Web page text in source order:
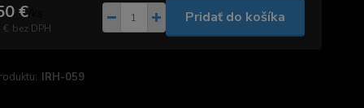
€/
€ bez DPH
Pridať do košíka
IRH-059